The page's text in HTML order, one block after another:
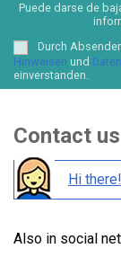
Puede darse de
Durch
Hinweisen und
einverstanden.
Contact us
Hi
Also in social